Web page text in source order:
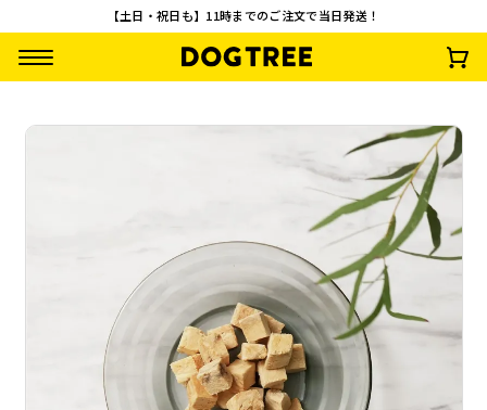
【土日・祝日も】11時までのご注文で当日発送！
まるごとチップ 鶏
ささみ M 約35g
(税込)
フリーズドライ こ
つぶ納豆 M 約30g
¥792 (税込)
【3袋セット】フリ
ーズドライ こつぶ
納豆
¥2,328